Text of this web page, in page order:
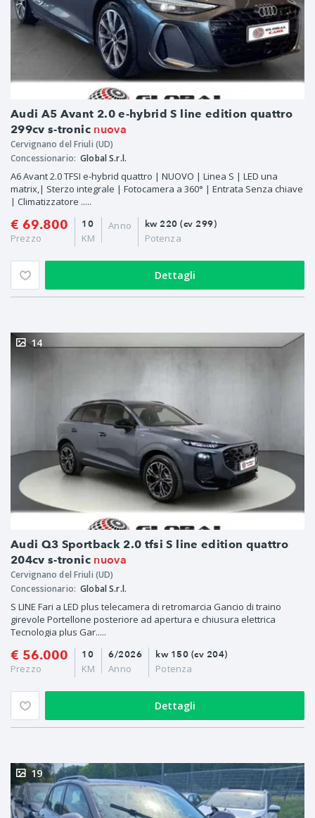
Audi A5 Avant 2.0 e-hybrid S line edition quattro
299cv s-tronic nuova
Cervignano del Friuli (UD)
Concessionario: Global S.r.l.
A6 Avant 2.0 TFSI e-hybrid quattro | NUOVO | Linea S | LED una
matrix,| Sterzo integrale | Fotocamera a 360° | Entrata Senza chiave
| Climatizzatore .....
€ 69.800
Prezzo
Anno
10
KM
kw 220 (cv 299)
Potenza
Dettagli
Audi Q3 Sportback 2.0 tfsi S line edition quattro
204cv s-tronic nuova
14
Cervignano del Friuli (UD)
Concessionario: Global S.r.l.
S LINE Fari a LED plus telecamera di retromarcia Gancio di traino
girevole Portellone posteriore ad apertura e chiusura elettrica
Tecnologia plus Gar.....
€ 56.000
Prezzo
6/2026
Anno
10
KM
kw 150 (cv 204)
Potenza
Dettagli
19